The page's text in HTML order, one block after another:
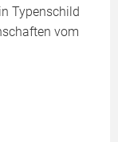
Typenschild
vom